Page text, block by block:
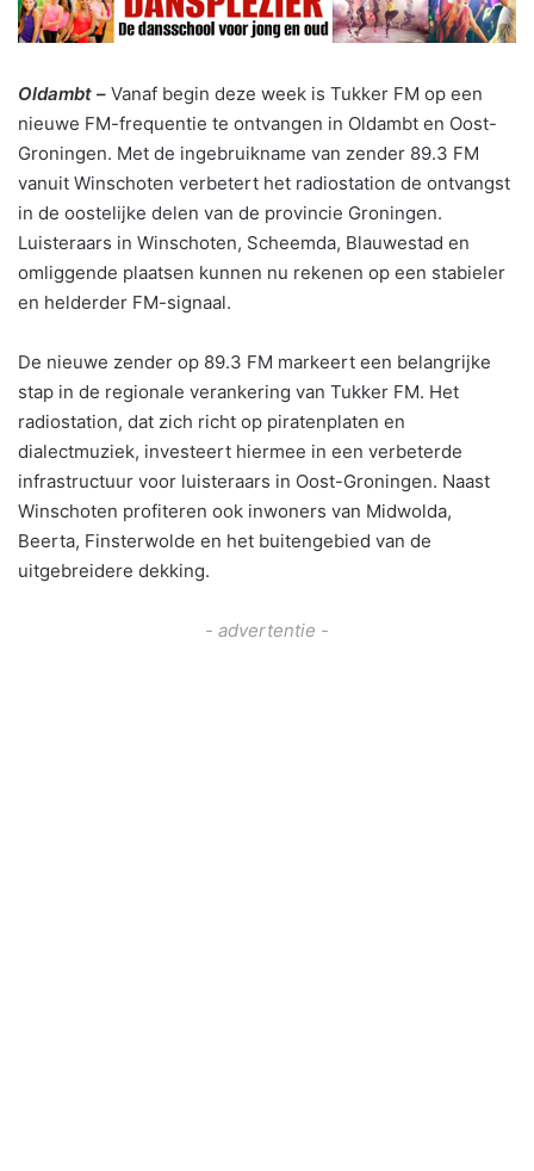
Oldambt – Vanaf begin deze week is Tukker FM op een
nieuwe FM-frequentie te ontvangen in Oldambt en Oost-
Groningen. Met de ingebruikname van zender 89.3 FM
vanuit Winschoten verbetert het radiostation de ontvangst
in de oostelijke delen van de provincie Groningen.
Luisteraars in Winschoten, Scheemda, Blauwestad en
omliggende plaatsen kunnen nu rekenen op een stabieler
en helderder FM-signaal.
De nieuwe zender op 89.3 FM markeert een belangrijke
stap in de regionale verankering van Tukker FM. Het
radiostation, dat zich richt op piratenplaten en
dialectmuziek, investeert hiermee in een verbeterde
infrastructuur voor luisteraars in Oost-Groningen. Naast
Winschoten profiteren ook inwoners van Midwolda,
Beerta, Finsterwolde en het buitengebied van de
uitgebreidere dekking.
- advertentie -